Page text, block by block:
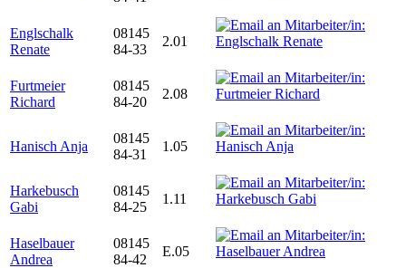
Englschalk
Renate
08145
84-33
2.01
Furtmeier
Richard
08145
84-20
2.08
Hanisch Anja
08145
84-31
1.05
Harkebusch
Gabi
08145
84-25
1.11
Haselbauer
Andrea
08145
84-42
E.05